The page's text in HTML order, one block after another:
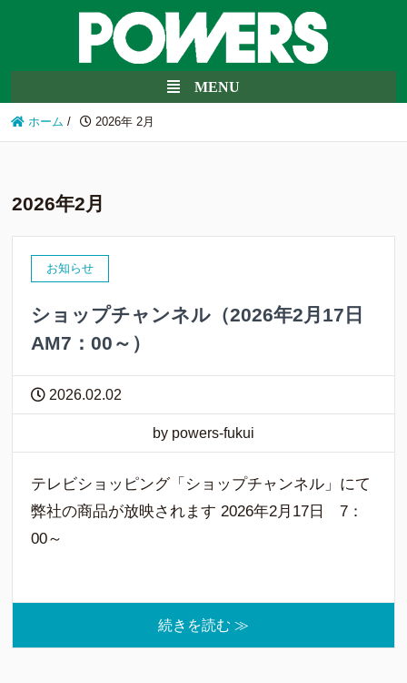
ホーム / 2026年 2月
2026年2月
お知らせ
ショップチャンネル（2026年2月17日
AM7：00～）
2026.02.02
by powers-fukui
テレビショッピング「ショップチャンネル」にて
弊社の商品が放映されます 2026年2月17日 7：
00～
続きを読む ≫